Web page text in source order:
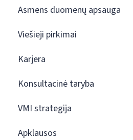
Asmens duomenų apsauga
Viešieji pirkimai
Karjera
Konsultacinė taryba
VMI strategija
Apklausos